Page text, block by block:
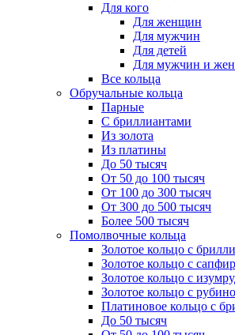
Для кого
Для женщин
Для мужчин
Для детей
Для мужчин и
Все кольца
Обручальные кольца
Парные
С бриллиантами
Из золота
Из платины
До 50 тысяч
От 50 до 100 тысяч
От 100 до 300 тысяч
От 300 до 500 тысяч
Более 500 тысяч
Помолвочные кольца
Золотое кольцо с
Золотое кольцо с
Золотое кольцо с
Золотое кольцо с
Платиновое кольцо с
До 50 тысяч